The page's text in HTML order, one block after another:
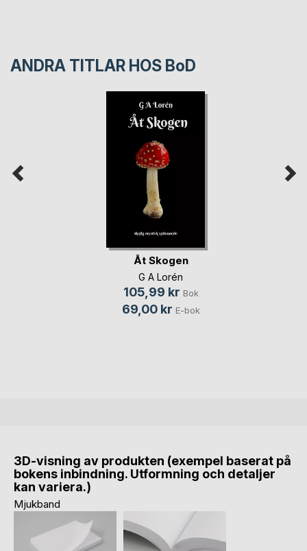
ANDRA TITLAR HOS BoD
Åt Skogen
G A Lorén
105,99 kr Bok
69,00 kr E-bok
3D-visning av produkten (exempel baserat på
bokens inbindning. Utformning och detaljer
kan variera.)
Mjukband